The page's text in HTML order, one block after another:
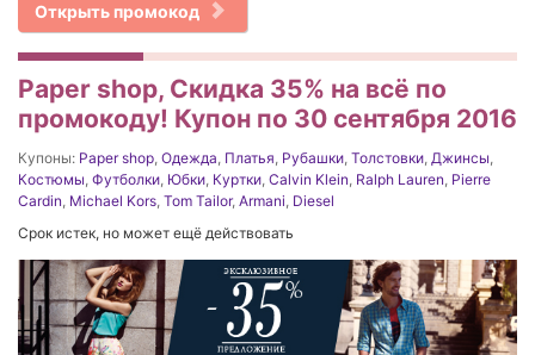
Открыть промокод
Paper shop, Скидка 35% на всё по
промокоду! Купон по 30 сентября 2016
Купоны: Paper shop, Одежда, Платья, Рубашки, Толстовки, Джинсы,
Костюмы, Футболки, Юбки, Куртки, Calvin Klein, Ralph Lauren, Pierre
Cardin, Michael Kors, Tom Tailor, Armani, Diesel
Срок истек, но может ещё действовать